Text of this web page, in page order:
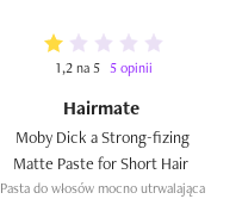
1,2 na 5 5 opinii
Hairmate
Moby Dick a Strong-fizing
Pasta do włosów mocno utrwalająca